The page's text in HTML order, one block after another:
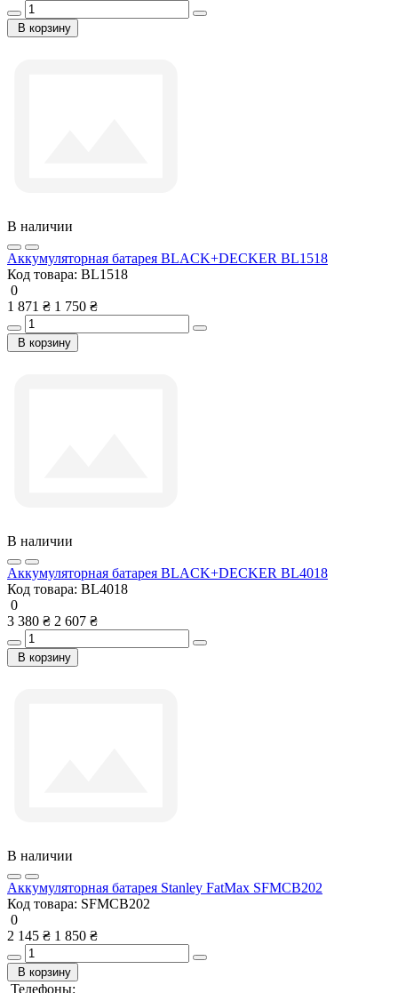
В корзину
В наличии
Аккумуляторная батарея BLACK+DECKER BL1518
Код товара: BL1518
0
1 871 ₴ 1 750 ₴
В корзину
В наличии
Аккумуляторная батарея BLACK+DECKER BL4018
Код товара: BL4018
0
3 380 ₴ 2 607 ₴
В корзину
В наличии
Аккумуляторная батарея Stanley FatMax SFMCB202
Код товара: SFMCB202
0
2 145 ₴ 1 850 ₴
В корзину
Телефоны: